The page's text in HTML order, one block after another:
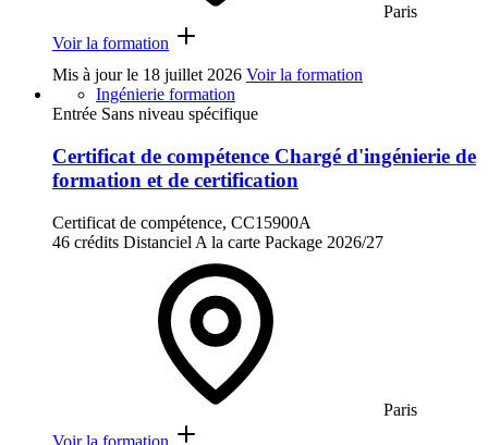
Paris
Voir la formation
Mis à jour le 18 juillet 2026 Voir la formation
Ingénierie formation
Entrée Sans niveau spécifique
Certificat de compétence Chargé d'ingénierie de
formation et de certification
Certificat de compétence, CC15900A
46 crédits Distanciel A la carte Package 2026/27
Paris
Voir la formation